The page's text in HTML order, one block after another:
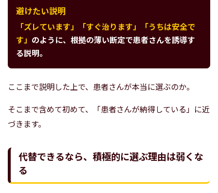
避けたい説明
「ズレています」「すぐ治ります」「うちは安全で
す」 のように、根拠の薄い断定で患者さんを誘導す
る説明。
ここまで説明した上で、患者さんが本当に選ぶのか。
そこまで含めて初めて、「患者さんが納得している」に近
づきます。
代替できるなら、積極的に選ぶ理由は弱くな
る